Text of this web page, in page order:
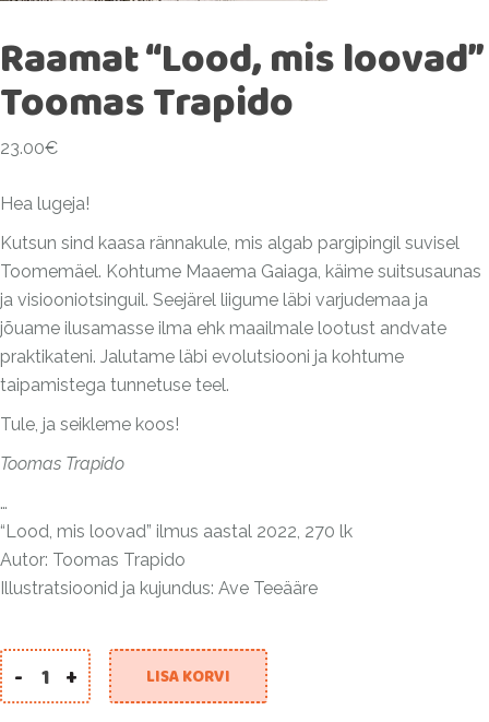
Raamat “Lood, mis loovad”
Toomas Trapido
23.00€
Hea lugeja!
Kutsun sind kaasa rännakule, mis algab pargipingil suvisel
Toomemäel. Kohtume Maaema Gaiaga, käime suitsusaunas
ja visiooniotsinguil. Seejärel liigume läbi varjudemaa ja
jõuame ilusamasse ilma ehk maailmale lootust andvate
praktikateni. Jalutame läbi evolutsiooni ja kohtume
taipamistega tunnetuse teel.
Tule, ja seikleme koos!
Toomas Trapido
…
“Lood, mis loovad” ilmus aastal 2022, 270 lk
Autor: Toomas Trapido
Illustratsioonid ja kujundus: Ave Teeääre
- + LISA KORVI